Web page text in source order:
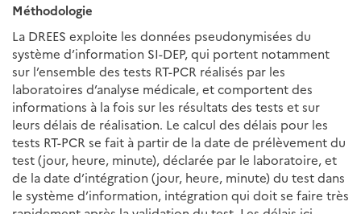
Méthodologie
La DREES exploite les données pseudonymisées du
système d’information SI-DEP, qui portent notamment
sur l’ensemble des tests RT-PCR réalisés par les
laboratoires d’analyse médicale, et comportent des
informations à la fois sur les résultats des tests et sur
leurs délais de réalisation. Le calcul des délais pour les
tests RT-PCR se fait à partir de la date de prélèvement du
test (jour, heure, minute), déclarée par le laboratoire, et
de la date d’intégration (jour, heure, minute) du test dans
le système d’information, intégration qui doit se faire très